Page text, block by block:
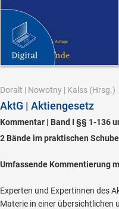
Doralt | Nowotny | Kalss (Hrsg.)
AktG | Aktiengesetz
Kommentar | Band I §§ 1-136
2 Bände im praktischen
Umfassende Kommentierung
Experten und Expertinnen des
Materie in einer